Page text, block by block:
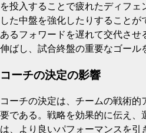
を投入することで疲れたディフ
した中盤を強化したりすること
あるフォワードを遅れて交代させ
伸ばし、試合終盤の重要なゴール
コーチの決定の影響
コーチの決定は、チームの戦術
要である。戦略を効果的に伝え、
は、より良いパフォーマンスを引